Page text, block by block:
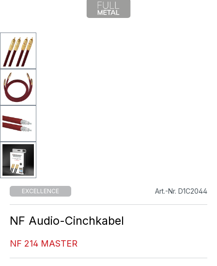
EXCELLENCE Art.-Nr. D1C2044
NF Audio-Cinchkabel
NF 214 MASTER